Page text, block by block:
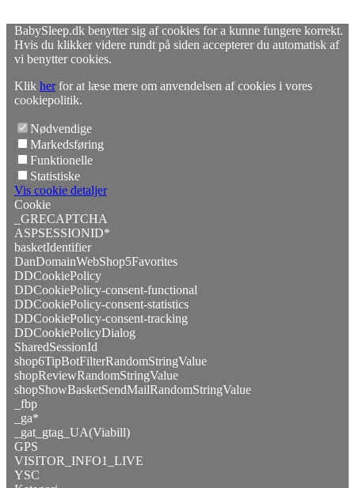
BabySleep.dk benytter sig af cookies for a kunne fungere korrekt.
Hvis du klikker videre rundt på siden accepterer du automatisk af
vi benytter cookies.
Klik her for at læse mere om anvendelsen af cookies i vores
cookiepolitik.
Nødvendige
Markedsføring
Funktionelle
Statistiske
Vis cookie detaljer
Cookie
_GRECAPTCHA
ASPSESSIONID*
basketIdentifier
DanDomainWebShop5Favorites
DDCookiePolicy
DDCookiePolicy-consent-functional
DDCookiePolicy-consent-statistics
DDCookiePolicy-consent-tracking
DDCookiePolicyDialog
SharedSessionId
shop6TipBotFilterRandomStringValue
shopReviewRandomStringValue
shopShowBasketSendMailRandomStringValue
_fbp
_ga*
_gat_gtag_UA(Viabill)
GPS
VISITOR_INFO1_LIVE
YSC